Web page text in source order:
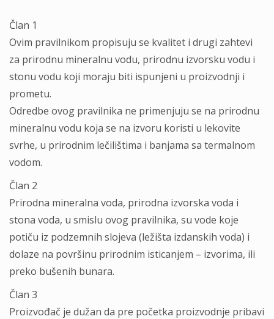
Član 1
Ovim pravilnikom propisuju se kvalitet i drugi zahtevi
za prirodnu mineralnu vodu, prirodnu izvorsku vodu i
stonu vodu koji moraju biti ispunjeni u proizvodnji i
prometu.
Odredbe ovog pravilnika ne primenjuju se na prirodnu
mineralnu vodu koja se na izvoru koristi u lekovite
svrhe, u prirodnim lečilištima i banjama sa termalnom
vodom.
Član 2
Prirodna mineralna voda, prirodna izvorska voda i
stona voda, u smislu ovog pravilnika, su vode koje
potiču iz podzemnih slojeva (ležišta izdanskih voda) i
dolaze na površinu prirodnim isticanjem – izvorima, ili
preko bušenih bunara.
Član 3
Proizvođač je dužan da pre početka proizvodnje pribavi